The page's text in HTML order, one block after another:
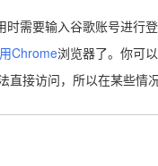
需要输入谷歌账号进行
Chrome浏览器了。你可
直接访问，所以在某些情